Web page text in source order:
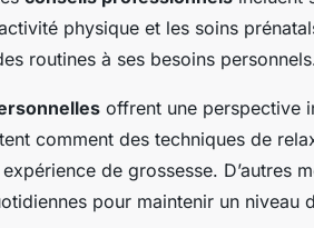
physique et les soins
routines à ses besoins
offrent une perspective
comment des techniques de
de grossesse. D’autres
pour maintenir un niveau